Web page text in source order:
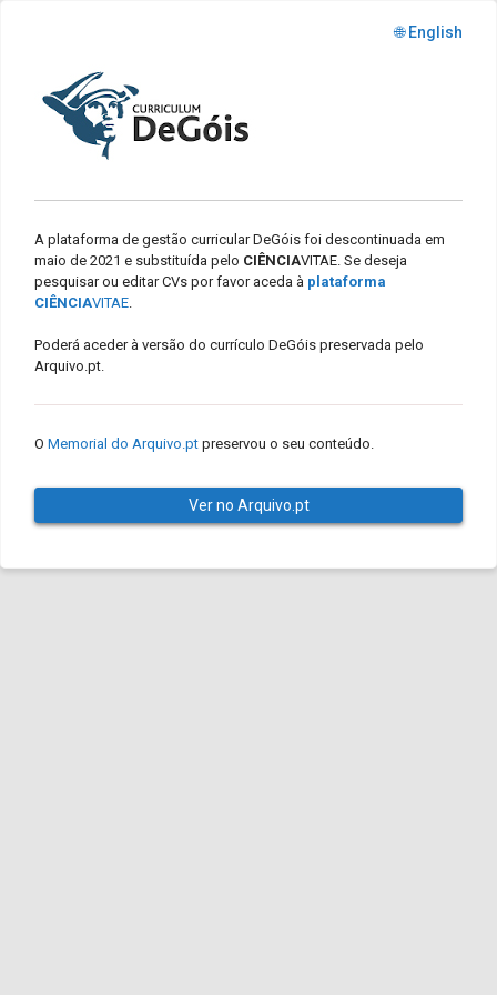
🌐 English
A plataforma de gestão curricular DeGóis foi descontinuada em
maio de 2021 e substituída pelo CIÊNCIAVITAE. Se deseja
pesquisar ou editar CVs por favor aceda à plataforma
CIÊNCIAVITAE.
Poderá aceder à versão do currículo DeGóis preservada pelo
Arquivo.pt.
O Memorial do Arquivo.pt preservou o seu conteúdo.
Ver no Arquivo.pt